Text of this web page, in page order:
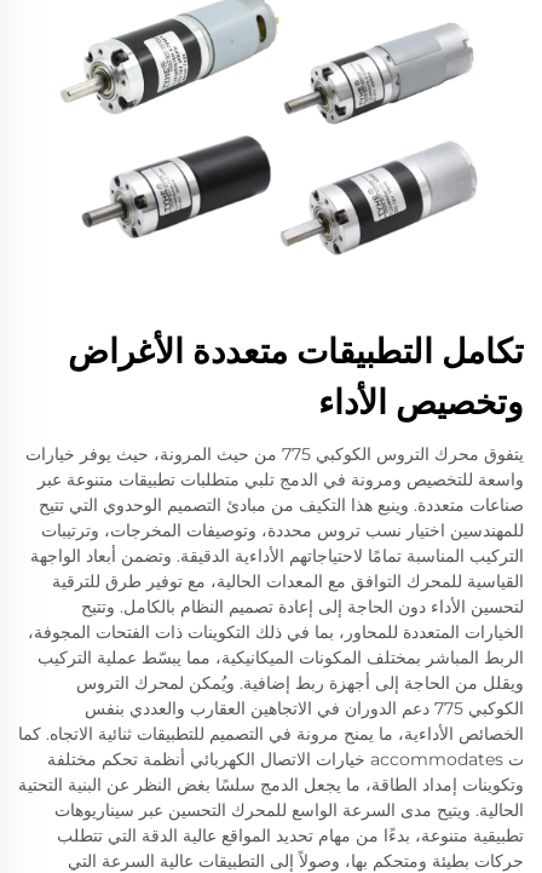
تكامل التطبيقات متعددة الأغراض
وتخصيص الأداء
يتفوق محرك التروس الكوكبي 775 من حيث المرونة، حيث يوفر خيارات
واسعة للتخصيص ومرونة في الدمج تلبي متطلبات تطبيقات متنوعة عبر
صناعات متعددة. وينبع هذا التكيف من مبادئ التصميم الوحدوي التي تتيح
للمهندسين اختيار نسب تروس محددة، وتوصيفات المخرجات، وترتيبات
التركيب المناسبة تمامًا لاحتياجاتهم الأداءية الدقيقة. وتضمن أبعاد الواجهة
القياسية للمحرك التوافق مع المعدات الحالية، مع توفير طرق للترقية
لتحسين الأداء دون الحاجة إلى إعادة تصميم النظام بالكامل. وتتيح
الخيارات المتعددة للمحاور، بما في ذلك التكوينات ذات الفتحات المجوفة،
الربط المباشر بمختلف المكونات الميكانيكية، مما يبسّط عملية التركيب
ويقلل من الحاجة إلى أجهزة ربط إضافية. ويُمكن لمحرك التروس
الكوكبي 775 دعم الدوران في الاتجاهين العقارب والعددي بنفس
الخصائص الأداءية، ما يمنح مرونة في التصميم للتطبيقات ثنائية الاتجاه. كما
ت accommodates خيارات الاتصال الكهربائي أنظمة تحكم مختلفة
وتكوينات إمداد الطاقة، ما يجعل الدمج سلسًا بغض النظر عن البنية التحتية
الحالية. ويتيح مدى السرعة الواسع للمحرك التحسين عبر سيناريوهات
تطبيقية متنوعة، بدءًا من مهام تحديد المواقع عالية الدقة التي تتطلب
حركات بطيئة ومتحكم بها، وصولاً إلى التطبيقات عالية السرعة التي